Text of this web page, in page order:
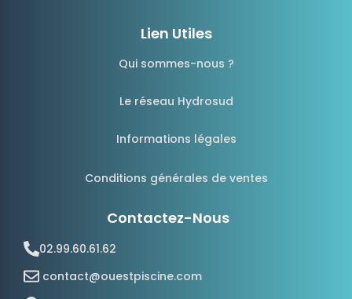
Lien Utiles
Qui sommes-nous ?
Le réseau Hydrosud
Informations légales
Conditions générales de ventes
Contactez-Nous
02.99.60.61.62
contact@ouestpiscine.com